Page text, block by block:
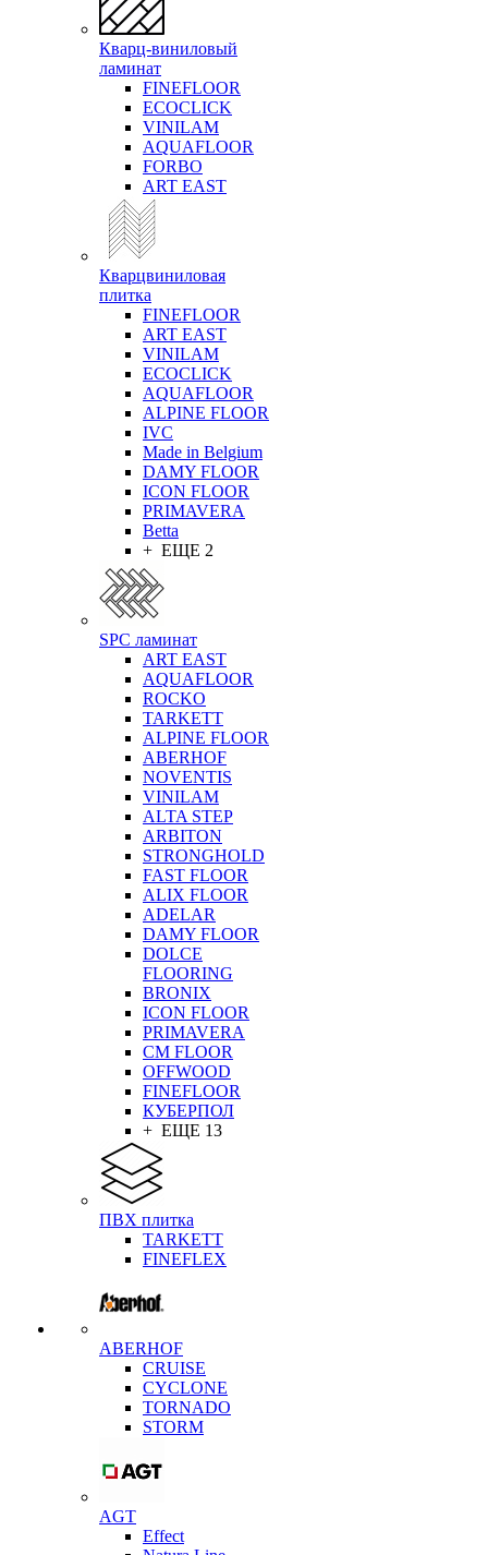
Кварц-виниловый
ламинат
FINEFLOOR
ECOCLICK
VINILAM
AQUAFLOOR
FORBO
ART EAST
Кварцвиниловая
плитка
FINEFLOOR
ART EAST
VINILAM
ECOCLICK
AQUAFLOOR
ALPINE FLOOR
IVC
Made in Belgium
DAMY FLOOR
ICON FLOOR
PRIMAVERA
Betta
+ ЕЩЕ 2
SPC ламинат
ART EAST
AQUAFLOOR
ROCKO
TARKETT
ALPINE FLOOR
ABERHOF
NOVENTIS
VINILAM
ALTA STEP
ARBITON
STRONGHOLD
FAST FLOOR
ALIX FLOOR
ADELAR
DAMY FLOOR
DOLCE
FLOORING
BRONIX
ICON FLOOR
PRIMAVERA
CM FLOOR
OFFWOOD
FINEFLOOR
КУБЕРПОЛ
+ ЕЩЕ 13
ПВХ плитка
TARKETT
FINEFLEX
ABERHOF
CRUISE
CYCLONE
TORNADO
STORM
AGT
Effect